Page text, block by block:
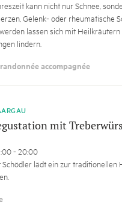
kann nicht nur Schnee,
Gelenk- oder rheumatische
lassen sich mit
lindern.
accompagnée
mit
- 20:00
Schödler lädt ein zur